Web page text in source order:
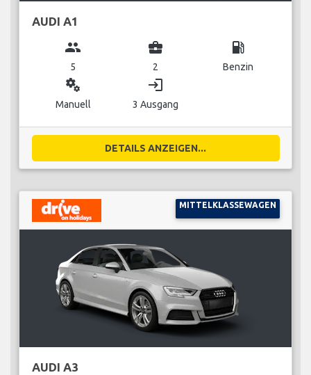
AUDI A1
group
5
business_center
2
local_gas_station
Benzin
miscellaneous_services
Manuell
login
3 Ausgang
DETAILS ANZEIGEN...
MITTELKLASSEWAGEN
AUDI A3